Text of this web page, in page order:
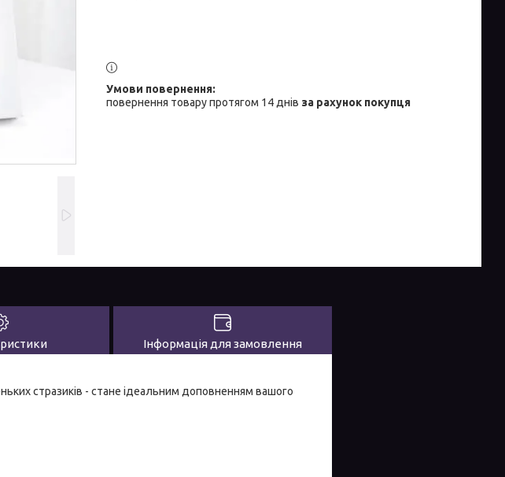
повернення товару протягом 14 днів за рахунок покупця
Інформація для замовлення
стразиків - стане ідеальним доповненням вашого